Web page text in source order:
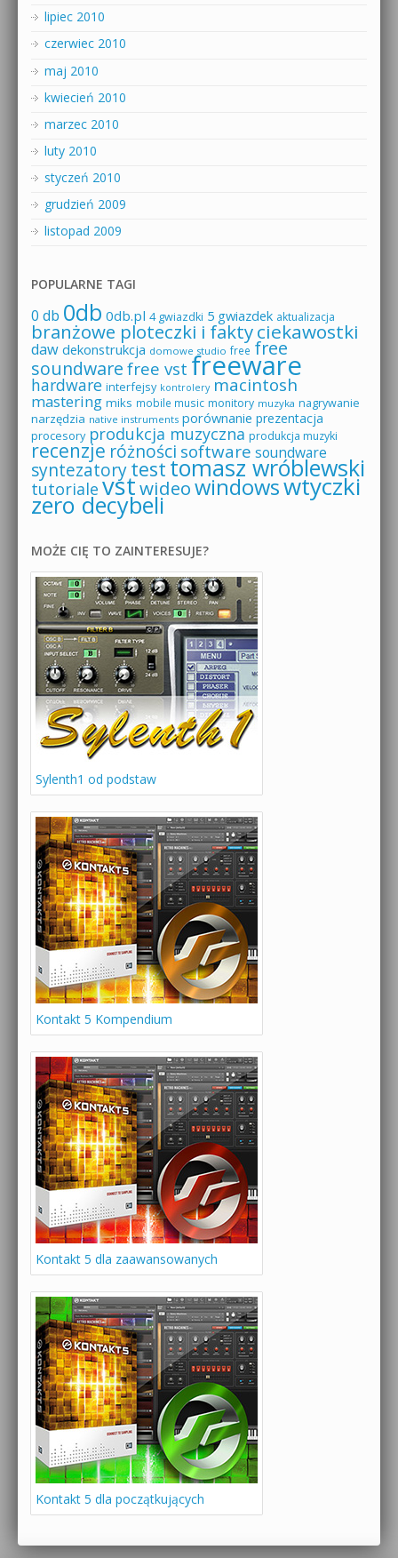
lipiec 2010
czerwiec 2010
maj 2010
kwiecień 2010
marzec 2010
luty 2010
styczeń 2010
grudzień 2009
listopad 2009
POPULARNE TAGI
0 db 0db 0db.pl 4 gwiazdki 5 gwiazdek aktualizacja
branżowe ploteczki i faktyciekawostki
daw dekonstrukcja domowe studio free free
soundware free vst freeware
hardware interfejsy kontrolery macintosh
mastering miks mobile music monitory muzyka nagrywanie
narzędzia native instruments porównanie prezentacja
procesory produkcja muzyczna produkcja muzyki
recenzje różności software soundware
syntezatorytesttomasz wróblewski
tutoriale vstwideowindowswtyczki
zero decybeli
MOŻE CIĘ TO ZAINTERESUJE?
Sylenth1 od podstaw
Kontakt 5 Kompendium
Kontakt 5 dla zaawansowanych
Kontakt 5 dla początkujących